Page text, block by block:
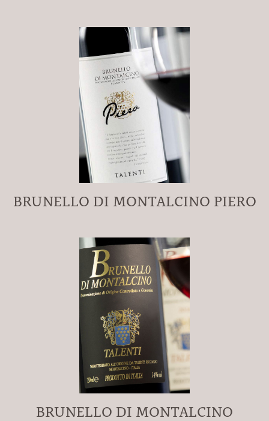
BRUNELLO DI MONTALCINO PIERO
BRUNELLO DI MONTALCINO